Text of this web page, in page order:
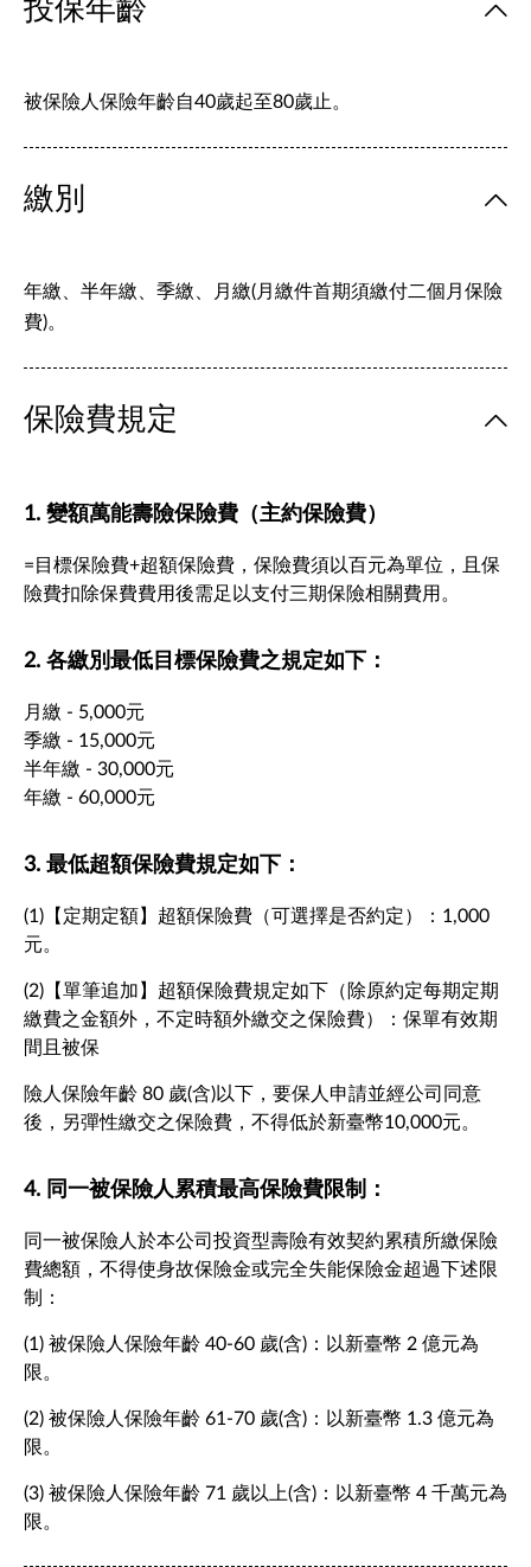
投保年齡
被保險人保險年齡自40歲起至80歲止。
繳別
年繳、半年繳、季繳、月繳(月繳件首期須繳付二個月保險
費)。
保險費規定
1. 變額萬能壽險保險費（主約保險費）
=目標保險費+超額保險費，保險費須以百元為單位，且保
險費扣除保費費用後需足以支付三期保險相關費用。
2. 各繳別最低目標保險費之規定如下：
月繳 - 5,000元
季繳 - 15,000元
半年繳 - 30,000元
年繳 - 60,000元
3. 最低超額保險費規定如下：
(1)【定期定額】超額保險費（可選擇是否約定）：1,000
元。
(2)【單筆追加】超額保險費規定如下（除原約定每期定期
繳費之金額外，不定時額外繳交之保險費）：保單有效期
間且被保
險人保險年齡 80 歲(含)以下，要保人申請並經公司同意
後，另彈性繳交之保險費，不得低於新臺幣10,000元。
4. 同一被保險人累積最高保險費限制：
同一被保險人於本公司投資型壽險有效契約累積所繳保險
費總額，不得使身故保險金或完全失能保險金超過下述限
制：
(1) 被保險人保險年齡 40-60 歲(含)：以新臺幣 2 億元為
限。
(2) 被保險人保險年齡 61-70 歲(含)：以新臺幣 1.3 億元為
限。
(3) 被保險人保險年齡 71 歲以上(含)：以新臺幣 4 千萬元為
限。